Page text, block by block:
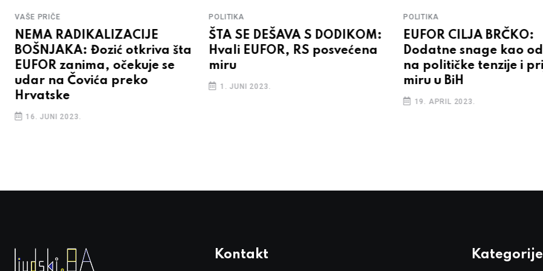
VAŠE PRIČE
NEMA RADIKALIZACIJE
BOŠNJAKA: Đozić otkriva šta
EUFOR zanima, očekuje se
udar na Čovića preko
Hrvatske
16. JUNI 2023.
POLITIKA
ŠTA SE DEŠAVA S DODIKOM:
Hvali EUFOR, RS posvećena
miru
1. JUNI 2023.
POLITIKA
EUFOR CILJA BRČKO:
Dodatne snage kao
na političke tenzije i
miru u BiH
19. APRIL 2023.
Kontakt Kategorije